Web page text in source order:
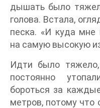
дышать было
голова. Встала,
песка. «И куда мне
на самую высокую
Идти было
постоянно
бороться за
метров, потому что